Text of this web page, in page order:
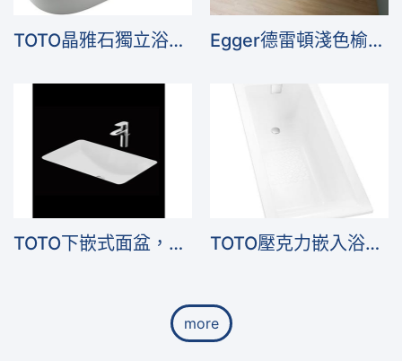
TOTO晶雅石獨立浴缸，170cm，人造石保溫佳 Egger德雷頓淺色榆木，北6木地板，平口型，耐磨AC4
TOTO下嵌式面盆，寬59cm，外方內圓 TOTO壓克力嵌入浴缸，150公分，方型
more